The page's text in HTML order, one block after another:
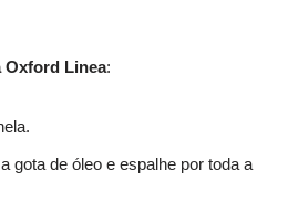
Oxford Linea:
gota de óleo e espalhe por toda a